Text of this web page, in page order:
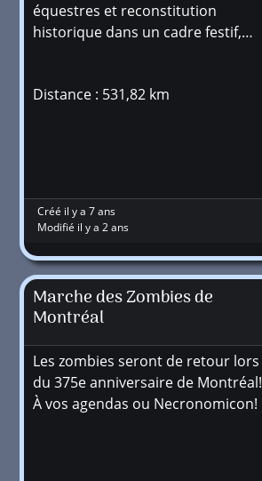
équestres et reconstitution
historique dans un cadre festif,…
Distance : 531,82 km
Créé il y a 7 ans
Modifié il y a 2 ans
Marche des Zombies de
Montréal
Les zombies seront de retour lors
du 375e anniversaire de Montréal!
À vos agendas ou Necronomicon!